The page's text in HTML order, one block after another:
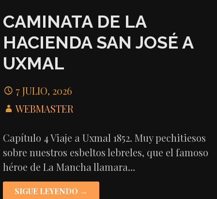
CAMINATA DE LA
HACIENDA SAN JOSÉ A
UXMAL
7 JULIO, 2026
WEBMASTER
Capítulo 4 Viaje a Uxmal 1852. Muy pechitiesos
sobre nuestros esbeltos lebreles, que el famoso
héroe de La Mancha llamara…
SIGUE LEYENDO →